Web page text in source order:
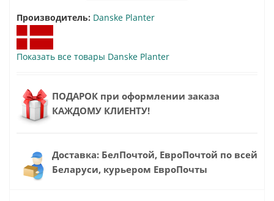
Производитель: Danske Planter
Показать все товары Danske Planter
ПОДАРОК при оформлении заказа
КАЖДОМУ КЛИЕНТУ!
Доставка: БелПочтой, ЕвроПочтой по всей
Беларуси, курьером ЕвроПочты